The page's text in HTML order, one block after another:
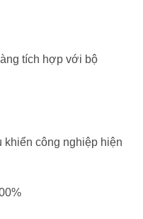
tích hợp với bộ
công nghiệp hiện